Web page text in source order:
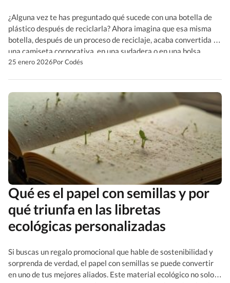
¿Alguna vez te has preguntado qué sucede con una botella de
plástico después de reciclarla? Ahora imagina que esa misma
botella, después de un proceso de reciclaje, acaba convertida en
una camiseta corporativa, en una sudadera o en una bolsa
promocional con el logo de tu empresa. No es magia: es tela
25 enero 2026Por Codés
Qué es el papel con semillas y por
qué triunfa en las libretas
ecológicas personalizadas
Si buscas un regalo promocional que hable de sostenibilidad y
sorprenda de verdad, el papel con semillas se puede convertir
en uno de tus mejores aliados. Este material ecológico no solo